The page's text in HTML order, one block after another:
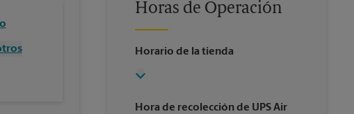
Horas de Operación
Horario de la tienda
Hora de recolección de UPS Air